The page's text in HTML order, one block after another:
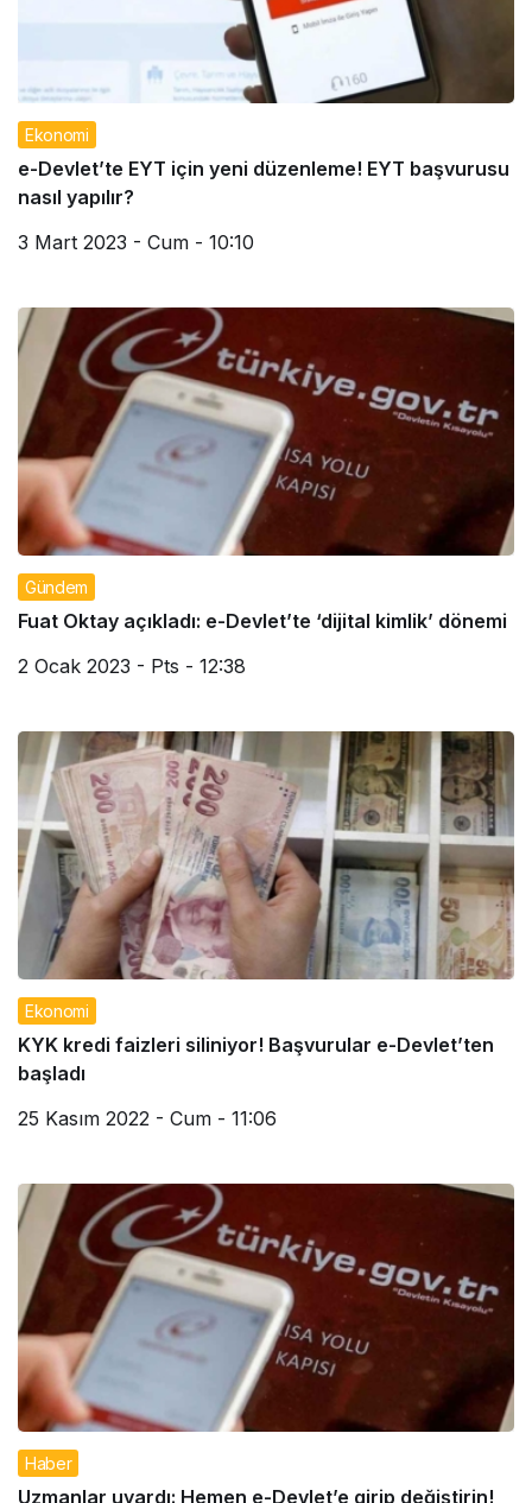
Ekonomi
e-Devlet’te EYT için yeni düzenleme! EYT başvurusu
nasıl yapılır?
3 Mart 2023 - Cum - 10:10
Gündem
Fuat Oktay açıkladı: e-Devlet’te ‘dijital kimlik’ dönemi
2 Ocak 2023 - Pts - 12:38
Ekonomi
KYK kredi faizleri siliniyor! Başvurular e-Devlet’ten
başladı
25 Kasım 2022 - Cum - 11:06
Haber
Uzmanlar uyardı: Hemen e-Devlet’e girip değiştirin!